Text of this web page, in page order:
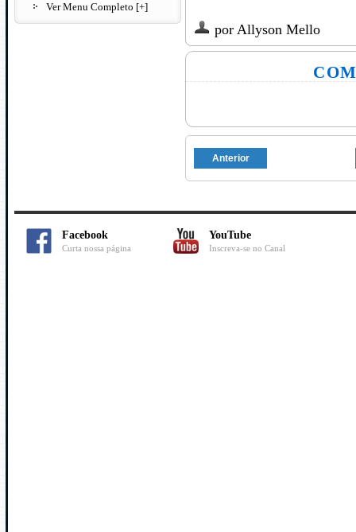
Ver Menu Completo [+]
por Allyson Mello
Anterior
Facebook
Curta nossa página
YouTube
Inscreva-se no Canal